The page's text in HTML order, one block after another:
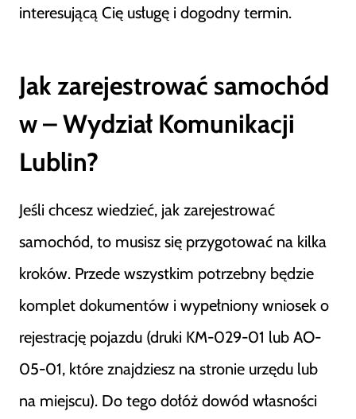
interesującą Cię usługę i dogodny termin.
Jak zarejestrować samochód
w – Wydział Komunikacji
Lublin?
Jeśli chcesz wiedzieć, jak zarejestrować
samochód, to musisz się przygotować na kilka
kroków. Przede wszystkim potrzebny będzie
komplet dokumentów i wypełniony wniosek o
rejestrację pojazdu (druki KM-029-01 lub AO-
05-01, które znajdziesz na stronie urzędu lub
na miejscu). Do tego dołóż dowód własności